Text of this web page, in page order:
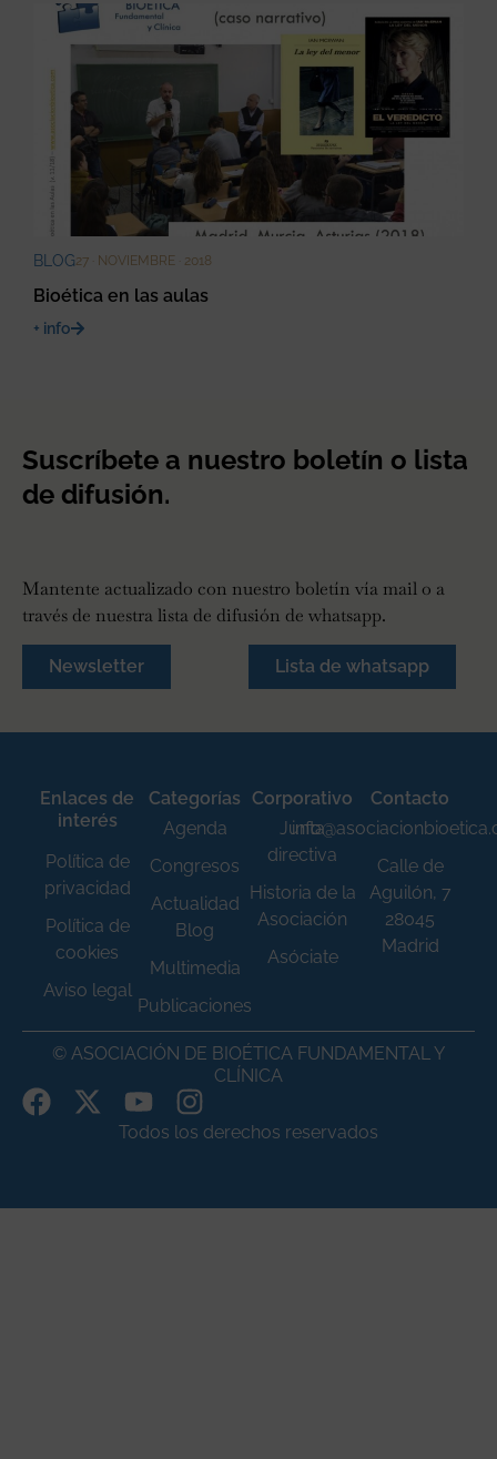
BLOG27 · NOVIEMBRE · 2018
Bioética en las aulas
+ info
Suscríbete a nuestro boletín o lista
de difusión.
Mantente actualizado con nuestro boletín vía mail o a
través de nuestra lista de difusión de whatsapp.
Newsletter Lista de whatsapp
Enlaces de
interés
Política de
privacidad
Política de
cookies
Aviso legal
Categorías
Agenda
Congresos
Actualidad
Blog
Multimedia
Publicaciones
Corporativo
Junta
directiva
Historia de la
Asociación
Asóciate
Contacto
Calle de
Aguilón, 7
28045
Madrid
© ASOCIACIÓN DE BIOÉTICA FUNDAMENTAL Y
CLÍNICA
Todos los derechos reservados